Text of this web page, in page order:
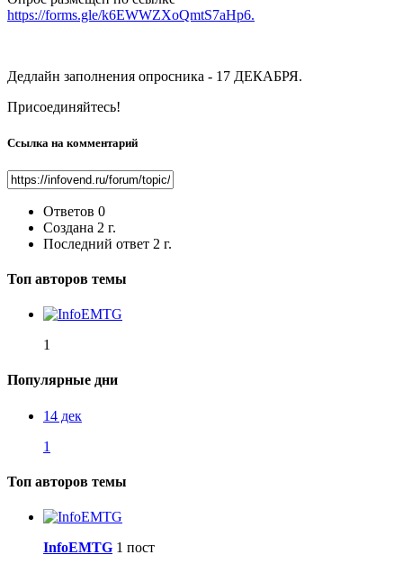
https://forms.gle/k6EWWZXoQmtS7aHp6.
Дедлайн заполнения опросника - 17 ДЕКАБРЯ.
Присоединяйтесь!
Ссылка на комментарий
Ответов 0
Создана 2 г.
Последний ответ 2 г.
Топ авторов темы
1
Популярные дни
14 дек
1
Топ авторов темы
InfoEMTG 1 пост